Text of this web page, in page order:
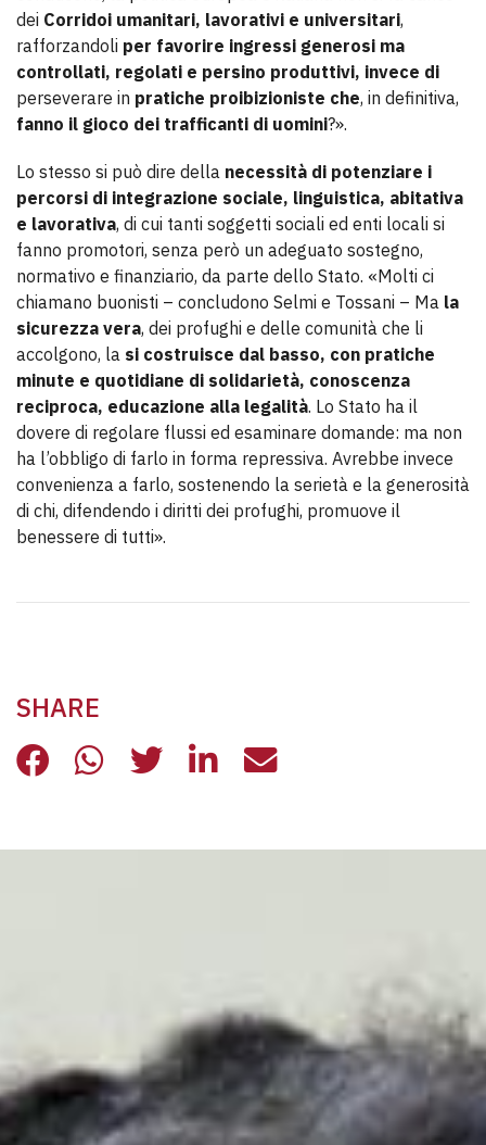
dei Corridoi umanitari, lavorativi e universitari,
rafforzandoli per favorire ingressi generosi ma
controllati, regolati e persino produttivi, invece di
perseverare in pratiche proibizioniste che, in definitiva,
fanno il gioco dei trafficanti di uomini?».
Lo stesso si può dire della necessità di potenziare i
percorsi di integrazione sociale, linguistica, abitativa
e lavorativa, di cui tanti soggetti sociali ed enti locali si
fanno promotori, senza però un adeguato sostegno,
normativo e finanziario, da parte dello Stato. «Molti ci
chiamano buonisti – concludono Selmi e Tossani – Ma la
sicurezza vera, dei profughi e delle comunità che li
accolgono, la si costruisce dal basso, con pratiche
minute e quotidiane di solidarietà, conoscenza
reciproca, educazione alla legalità. Lo Stato ha il
dovere di regolare flussi ed esaminare domande: ma non
ha l’obbligo di farlo in forma repressiva. Avrebbe invece
convenienza a farlo, sostenendo la serietà e la generosità
di chi, difendendo i diritti dei profughi, promuove il
benessere di tutti».
SHARE
«RIFUGIATI, È TEMPO DI
«RIFUGIATI, È TEMPO DI
«RIFUGIATI, È TEMPO DI
«RIFUGIATI, È
«RIFUGIATI, È